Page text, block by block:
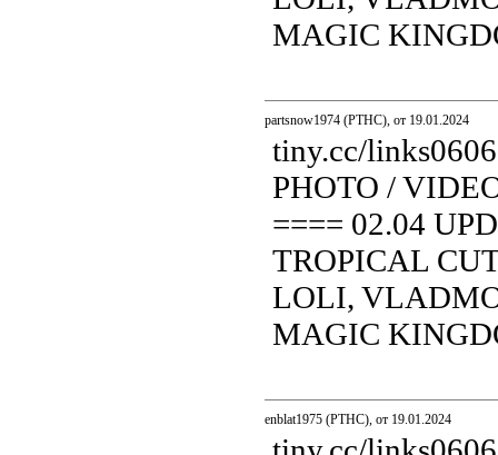
MAGIC
partsnow1974 (PTHC), от 19.01.2024
tiny.cc/
PHOTO /
==== 02.04
TROPICAL
LOLI,
MAGIC
enblat1975 (PTHC), от 19.01.2024